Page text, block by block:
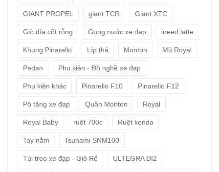
GIANT PROPEL giant TCR Giant XTC
Giò đĩa cốt rỗng Gọng nước xe đạp ineed latte
Khung Pinarello Líp thả Monton Mũ Royal
Pedan Phụ kiện - Đồ nghề xe đạp
Phụ kiện khác Pinarello F10 Pinarello F12
Pô tăng xe đạp Quần Monton Royal
Royal Baby ruột 700c Ruột kenda
Tay nắm Tsunami SNM100
Túi treo xe đạp - Giỏ Rổ ULTEGRA DI2